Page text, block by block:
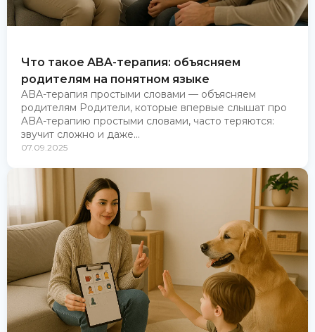
Что такое ABA-терапия: объясняем
родителям на понятном языке
ABA-терапия простыми словами — объясняем
родителям Родители, которые впервые слышат про
ABA-терапию простыми словами, часто теряются:
звучит сложно и даже...
07.09.2025